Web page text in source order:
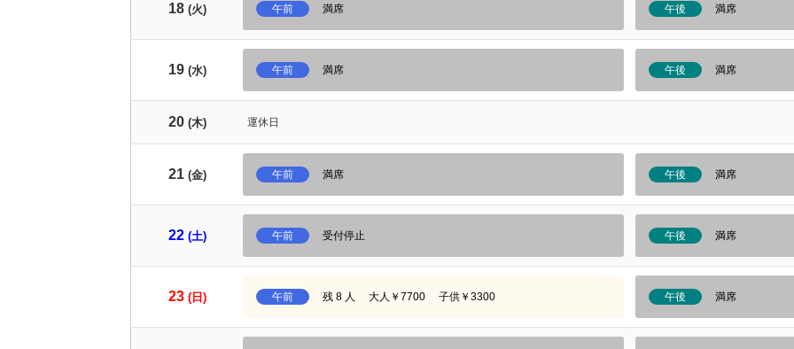
18 (火) 午前 満席 午後 満席
19 (水) 午前 満席 午後 満席
20 (木) 運休日
21 (金) 午前 満席 午後 満席
22 (土) 午前 受付停止 午後 満席
23 (日) 午前 残 8 人 大人￥7700 子供￥3300 午後 満席